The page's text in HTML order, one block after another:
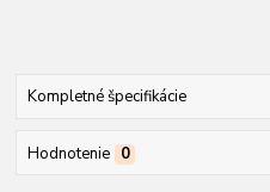
Kompletné špecifikácie
Hodnotenie 0